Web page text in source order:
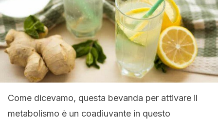
Come dicevamo, questa bevanda per attivare il
metabolismo è un coadiuvante in questo